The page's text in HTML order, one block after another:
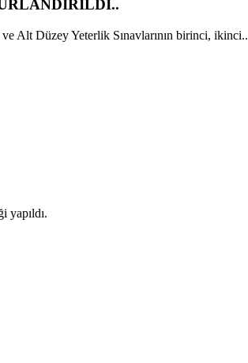
Alt Düzey Yeterlik Sınavlarının birinci,
yapıldı.